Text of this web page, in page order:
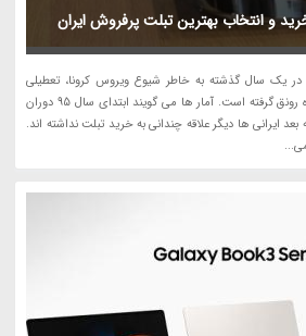
و انتخاب بهترین تبلت پرفروش ایران
در یک سال گذشته به خاطر شیوع ویروس کرونا، تعطیلی
مدارس و ظهور سامانه شاد دوباره رونق گرفته است. آمار ها می گویند ابتدای سال 95 دوران
ایرانی ها دیگر علاقه چندانی به خرید تبلت نداشته اند.